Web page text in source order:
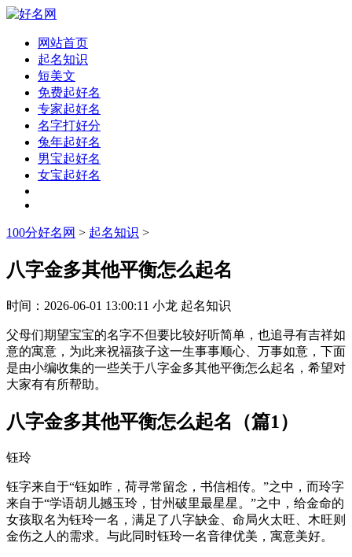
网站首页
起名知识
短美文
免费起好名
专家起好名
名字打好分
兔年起好名
男宝起好名
女宝起好名
100分好名网 > 起名知识 >
八字金多其他平衡怎么起名
时间： 2026-06-01 13:00:11 小龙 起名知识
父母们期望宝宝的名字不但要比较好听简单，也追寻有吉祥如
意的寓意，为此来祝福孩子这一生事事顺心、万事如意，下面
是由小编收集的一些关于八字金多其他平衡怎么起名，希望对
大家有有所帮助。
八字金多其他平衡怎么起名（篇1）
钰玲
钰字来自于“钰如昨，荷寻常留念，书信相传。”之中，而玲字
来自于“学语胡儿撼玉玲，甘州破里最星星。”之中，给金命的
女孩取名为钰玲一名，满足了八字缺金、命局火太旺、木旺则
金伤之人的需求。与此同时钰玲一名音律优美，寓意美好。